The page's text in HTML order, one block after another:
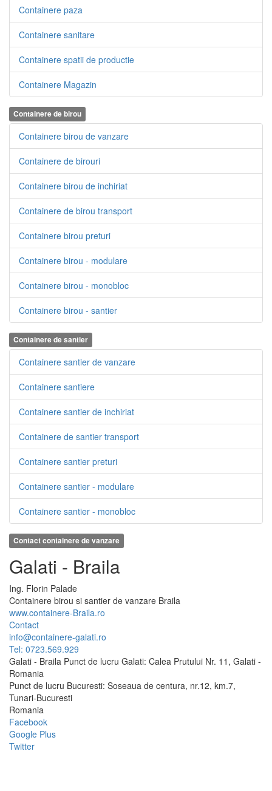
Containere paza
Containere sanitare
Containere spatii de productie
Containere Magazin
Containere de birou
Containere birou de vanzare
Containere de birouri
Containere birou de inchiriat
Containere de birou transport
Containere birou preturi
Containere birou - modulare
Containere birou - monobloc
Containere birou - santier
Containere de santier
Containere santier de vanzare
Containere santiere
Containere santier de inchiriat
Containere de santier transport
Containere santier preturi
Containere santier - modulare
Containere santier - monobloc
Contact containere de vanzare
Galati - Braila
Ing. Florin Palade
Containere birou si santier de vanzare Braila
www.containere-Braila.ro
Contact
info@containere-galati.ro
Tel: 0723.569.929
Galati - Braila Punct de lucru Galati: Calea Prutului Nr. 11, Galati -
Romania
Punct de lucru Bucuresti: Soseaua de centura, nr.12, km.7,
Tunari-Bucuresti
Romania
Facebook
Google Plus
Twitter